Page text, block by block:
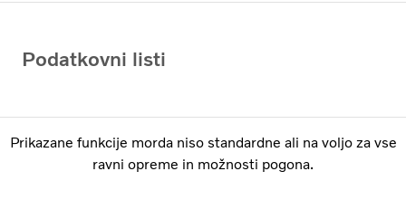
Podatkovni listi
Prikazane funkcije morda niso standardne ali na voljo za vse
ravni opreme in možnosti pogona.